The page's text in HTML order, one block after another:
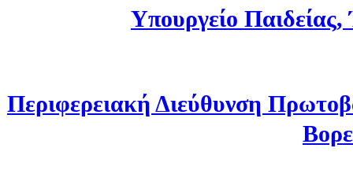
Υπουργείο
Περιφερειακή Διεύθυνση